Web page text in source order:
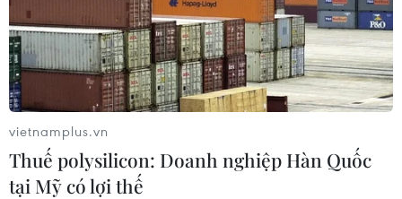
vietnamplus.vn
Thuế polysilicon: Doanh nghiệp Hàn Quốc
tại Mỹ có lợi thế